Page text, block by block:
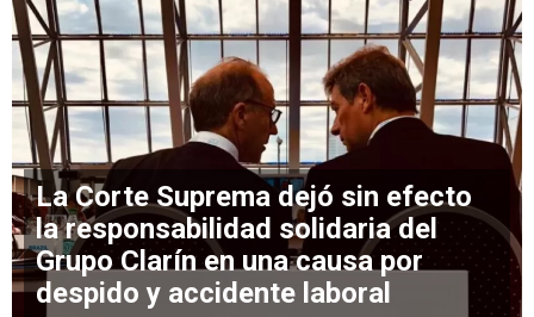
La Corte Suprema dejó sin efecto
la responsabilidad solidaria del
Grupo Clarín en una causa por
despido y accidente laboral